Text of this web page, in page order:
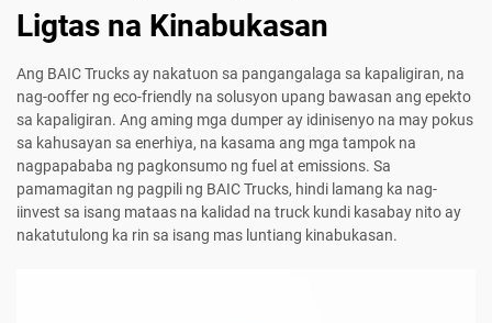
Ligtas na Kinabukasan
Ang BAIC Trucks ay nakatuon sa pangangalaga sa kapaligiran, na
nag-ooffer ng eco-friendly na solusyon upang bawasan ang epekto
sa kapaligiran. Ang aming mga dumper ay idinisenyo na may pokus
sa kahusayan sa enerhiya, na kasama ang mga tampok na
nagpapababa ng pagkonsumo ng fuel at emissions. Sa
pamamagitan ng pagpili ng BAIC Trucks, hindi lamang ka nag-
iinvest sa isang mataas na kalidad na truck kundi kasabay nito ay
nakatutulong ka rin sa isang mas luntiang kinabukasan.